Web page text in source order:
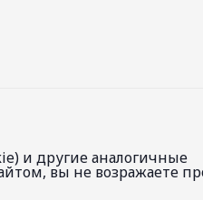
и другие аналогичные
вы не возражаете